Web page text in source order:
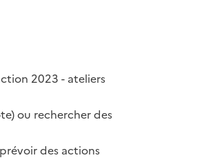
2023 - ateliers
ou rechercher des
des actions